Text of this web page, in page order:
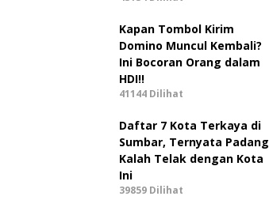
Kapan Tombol Kirim
Domino Muncul Kembali?
Ini Bocoran Orang dalam
HDI!!
41144 Dilihat
Daftar 7 Kota Terkaya di
Sumbar, Ternyata Padang
Kalah Telak dengan Kota
Ini
39859 Dilihat